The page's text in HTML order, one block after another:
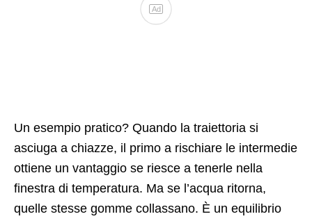
Ad
Un esempio pratico? Quando la traiettoria si
asciuga a chiazze, il primo a rischiare le intermedie
ottiene un vantaggio se riesce a tenerle nella
finestra di temperatura. Ma se l’acqua ritorna,
quelle stesse gomme collassano. È un equilibrio